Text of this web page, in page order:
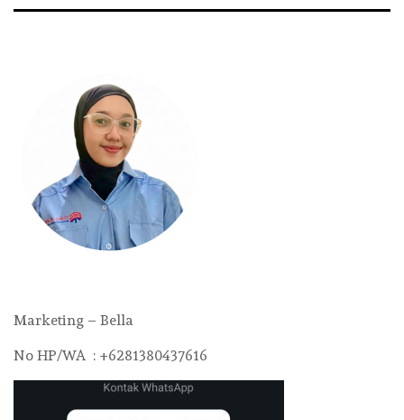
Marketing – Bella
No HP/WA : +6281380437616